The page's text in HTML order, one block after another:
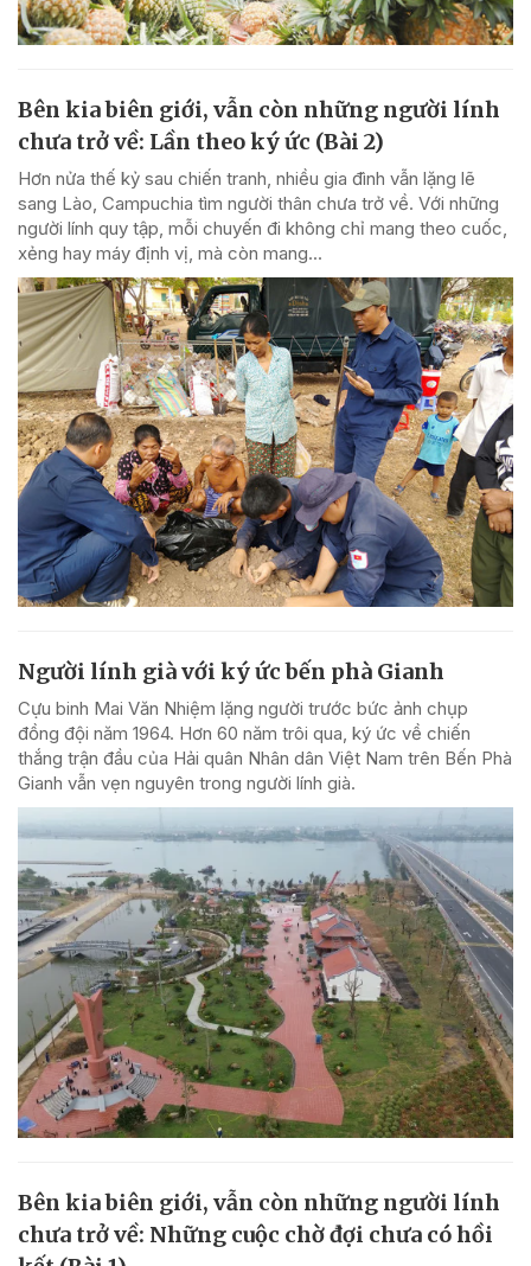
Bên kia biên giới, vẫn còn những người lính
chưa trở về: Lần theo ký ức (Bài 2)
Hơn nửa thế kỷ sau chiến tranh, nhiều gia đình vẫn lặng lẽ
sang Lào, Campuchia tìm người thân chưa trở về. Với những
người lính quy tập, mỗi chuyến đi không chỉ mang theo cuốc,
xẻng hay máy định vị, mà còn mang...
Người lính già với ký ức bến phà Gianh
Cựu binh Mai Văn Nhiệm lặng người trước bức ảnh chụp
đồng đội năm 1964. Hơn 60 năm trôi qua, ký ức về chiến
thắng trận đầu của Hải quân Nhân dân Việt Nam trên Bến Phà
Gianh vẫn vẹn nguyên trong người lính già.
Bên kia biên giới, vẫn còn những người lính
chưa trở về: Những cuộc chờ đợi chưa có hồi